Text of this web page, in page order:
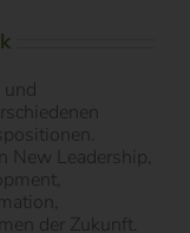
New Leadership,
der Zukunft.